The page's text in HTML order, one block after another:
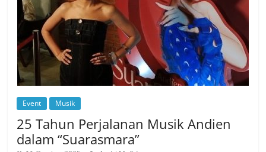
Event Musik
25 Tahun Perjalanan Musik Andien
dalam “Suarasmara”